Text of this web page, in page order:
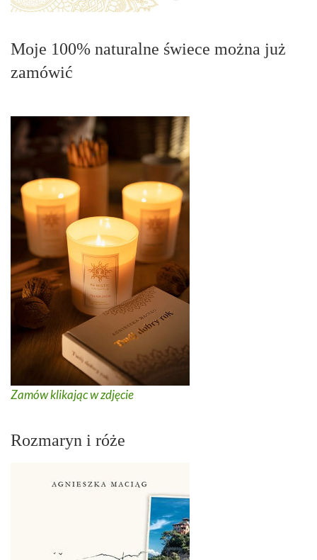
Moje 100% naturalne świece można już
zamówić
Zamów klikając w zdjęcie
Rozmaryn i róże